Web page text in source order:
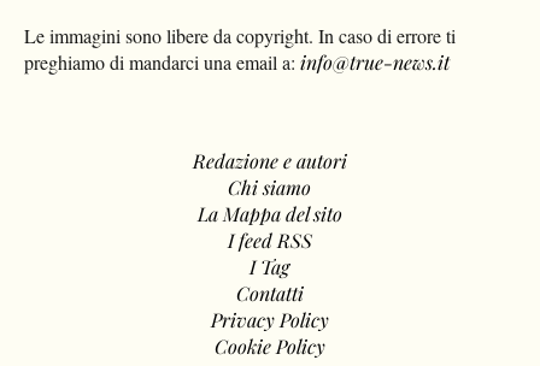
Le immagini sono libere da copyright. In caso di errore ti
preghiamo di mandarci una email a: info@true-news.it
Redazione e autori
Chi siamo
La Mappa del sito
I feed RSS
I Tag
Contatti
Privacy Policy
Cookie Policy